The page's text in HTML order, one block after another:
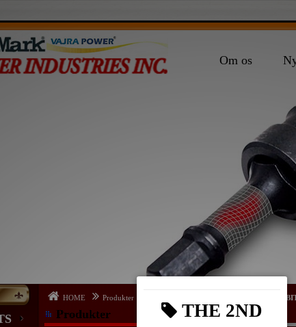
Om os
HOME Produkter FIRKANTET KASSE
Produkter
THE 2ND